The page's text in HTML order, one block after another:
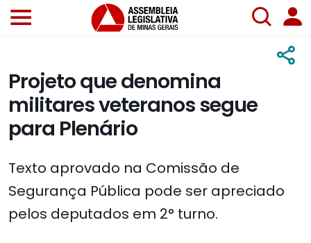
Projeto que denomina
militares veteranos segue
para Plenário
Texto aprovado na Comissão de
Segurança Pública pode ser apreciado
pelos deputados em 2° turno.